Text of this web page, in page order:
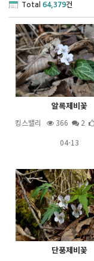
Total 64,379건
알록제비꽃
킹스밸리 366 2
04-13
단풍제비꽃